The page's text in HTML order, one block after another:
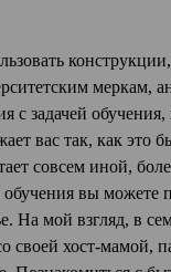
меркам,
с задачей обучения,
вас так, как это
совсем иной,
вы можете
На мой взгляд, в
своей хост-мамой,